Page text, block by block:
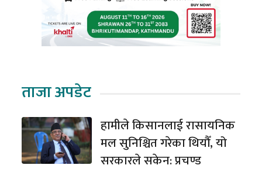
ताजा अपडेट
हामीले किसानलाई रासायनिक
मल सुनिश्चित गरेका थियौँ, यो
सरकारले सकेन: प्रचण्ड